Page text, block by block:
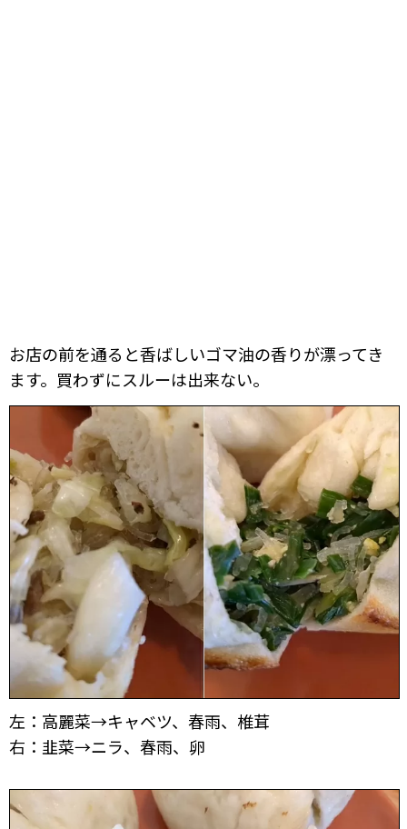
お店の前を通ると香ばしいゴマ油の香りが漂ってき
ます。買わずにスルーは出来ない。
左：高麗菜→キャベツ、春雨、椎茸
右：韭菜→ニラ、春雨、卵